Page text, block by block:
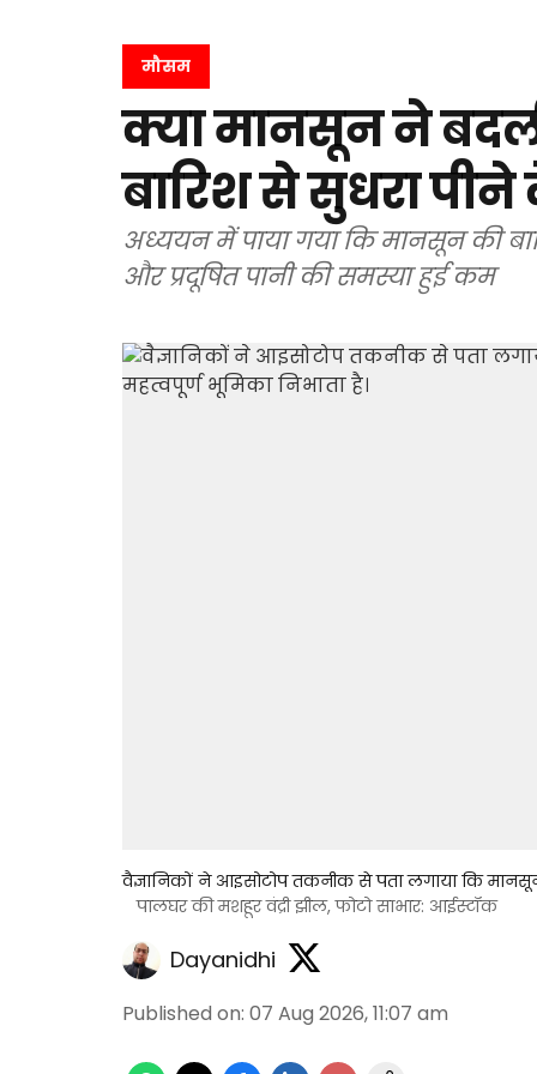
मौसम
क्या मानसून ने
बारिश से सुधरा पीने
अध्ययन में पाया गया कि मानसून की
और प्रदूषित पानी की समस्या हुई कम
वैज्ञानिकों ने आइसोटोप तकनीक से पता लगाया कि
पालघर की मशहूर वंद्री झील, फोटो साभार: आईस्टॉक
Dayanidhi
Published on: 07 Aug 2026, 11:07 am